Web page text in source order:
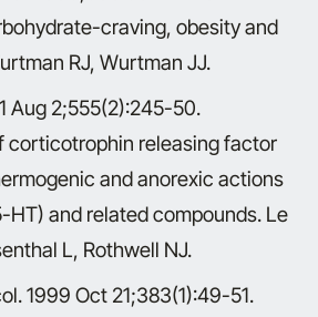
craving, obesity and
RJ, Wurtman JJ.
Aug 2;555(2):245-50.
corticotrophin releasing factor
and anorexic actions
HT) and related compounds. Le
L, Rothwell NJ.
1999 Oct 21;383(1):49-51.